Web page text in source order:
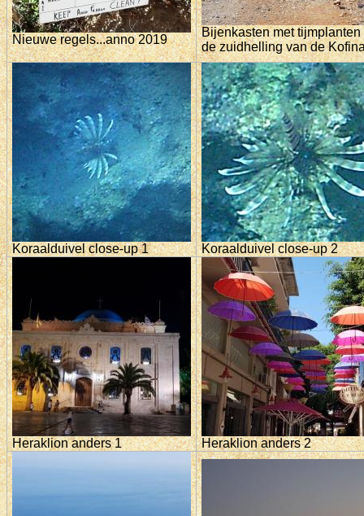
Nieuwe regels...anno 2019
Bijenkasten met tijmplanten
de zuidhelling van de
Koraalduivel close-up 1 Koraalduivel close-up 2
Heraklion anders 1 Heraklion anders 2